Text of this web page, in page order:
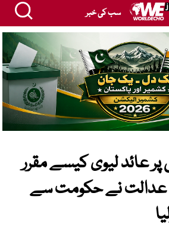
سب کی خبر
پر عائد لیوی کیسے مقرر
عدالت نے حکومت سے